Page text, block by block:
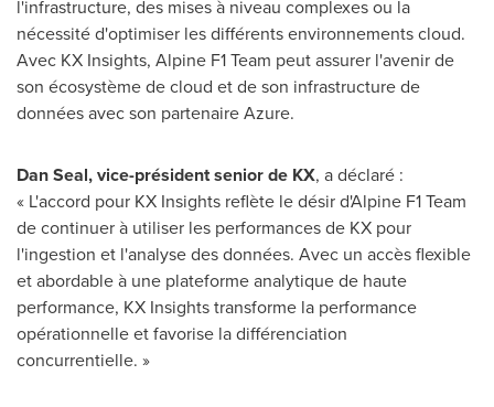
l'infrastructure, des mises à niveau complexes ou la
nécessité d'optimiser les différents environnements cloud.
Avec KX Insights, Alpine F1 Team peut assurer l'avenir de
son écosystème de cloud et de son infrastructure de
données avec son partenaire Azure.
Dan Seal, vice-président senior de KX, a déclaré :
« L'accord pour KX Insights reflète le désir d'Alpine F1 Team
de continuer à utiliser les performances de KX pour
l'ingestion et l'analyse des données. Avec un accès flexible
et abordable à une plateforme analytique de haute
performance, KX Insights transforme la performance
opérationnelle et favorise la différenciation
concurrentielle. »